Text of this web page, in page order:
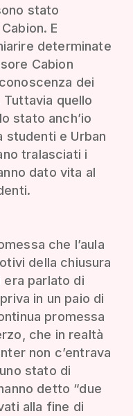
stato
E
determinate
Cabion
dei
quello
stato anch’io
studenti e Urban
tralasciati i
dato vita al
che l’aula
della chiusura
era parlato di
in un paio di
promessa
che in realtà
non c’entrava
stato di
detto “due
alla fine di